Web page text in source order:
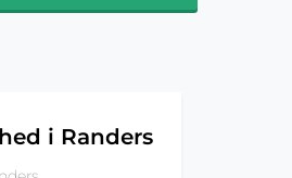
i Randers